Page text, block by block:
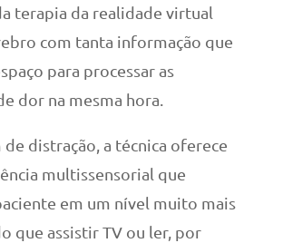
terapia da realidade virtual
com tanta informação que
para processar as
dor na mesma hora.
distração, a técnica oferece
multissensorial que
em um nível muito mais
que assistir TV ou ler, por